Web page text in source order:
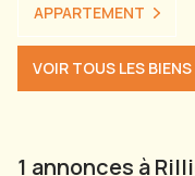
APPARTEMENT
VOIR TOUS LES
1 annonces à